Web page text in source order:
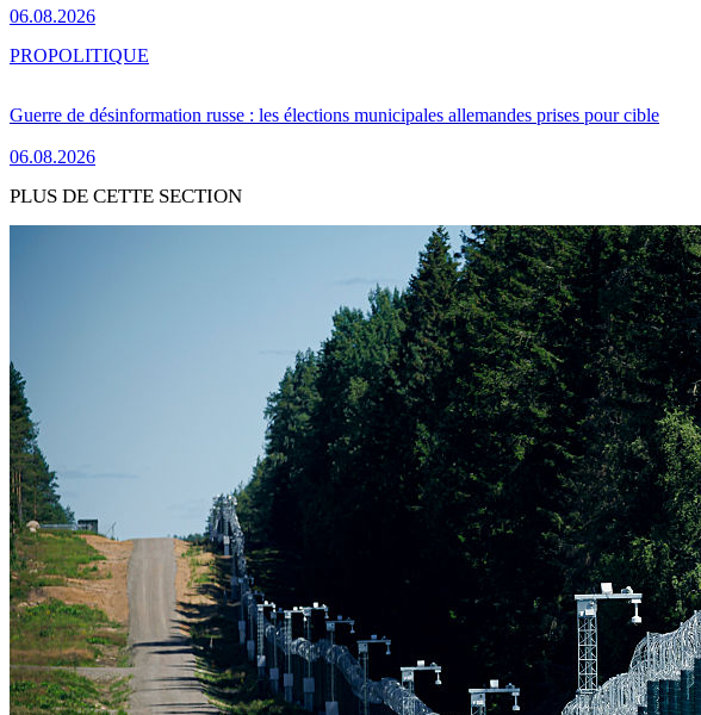
06.08.2026
Guerre de désinformation russe : les élections municipales allemandes prises pour cible
06.08.2026
PROPOLITIQUE
PLUS DE CETTE SECTION